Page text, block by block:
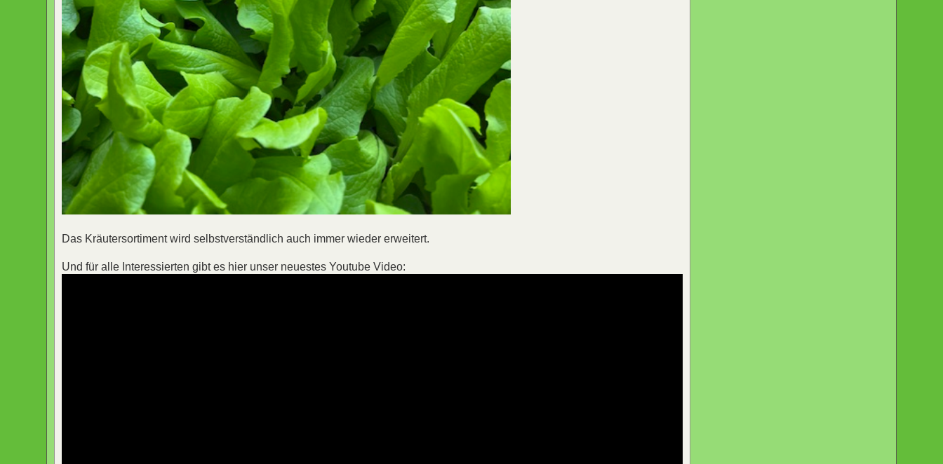
Das Kräutersortiment wird selbstverständlich auch immer wieder erweitert.
Und für alle Interessierten gibt es hier unser neuestes Youtube Video: